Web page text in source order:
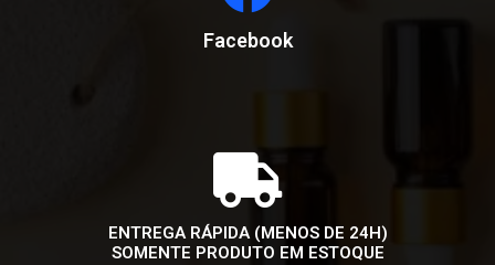
Facebook
ENTREGA RÁPIDA (MENOS DE 24H)
SOMENTE PRODUTO EM ESTOQUE